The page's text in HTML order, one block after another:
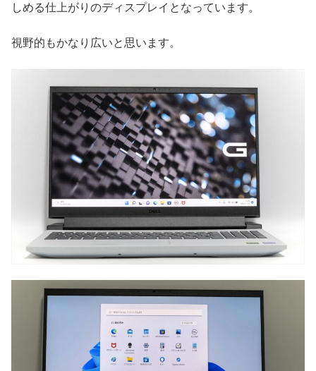
しめる仕上がりのディスプレイとなっています。
視野的もかなり広いと思います。